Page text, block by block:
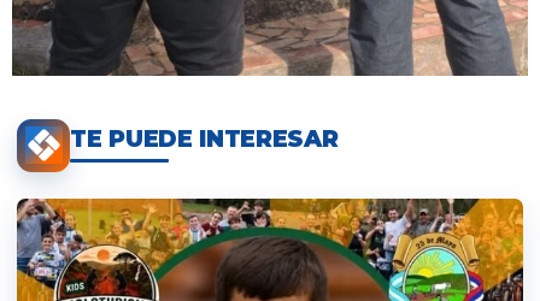
TE PUEDE INTERESAR